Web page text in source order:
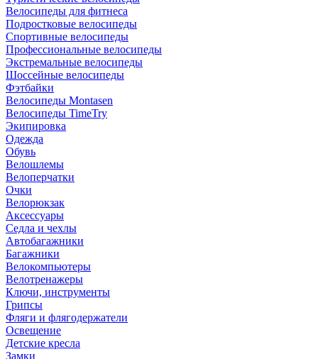
Велосипеды для фитнеса
Подростковые велосипеды
Спортивные велосипеды
Профессиональные велосипеды
Экстремальные велосипеды
Шоссейные велосипеды
Фэтбайки
Велосипеды Montasen
Велосипеды TimeTry
Экипировка
Одежда
Обувь
Велошлемы
Велоперчатки
Очки
Велорюкзак
Аксессуары
Седла и чехлы
Автобагажники
Багажники
Велокомпьютеры
Велотренажеры
Ключи, инструменты
Грипсы
Фляги и флягодержатели
Освещение
Детские кресла
Замки